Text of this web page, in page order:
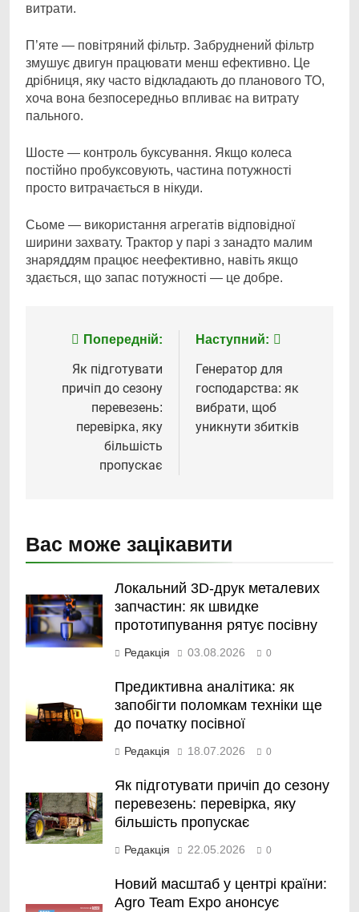
витрати.
П’яте — повітряний фільтр. Забруднений фільтр
змушує двигун працювати менш ефективно. Це
дрібниця, яку часто відкладають до планового ТО,
хоча вона безпосередньо впливає на витрату
пального.
Шосте — контроль буксування. Якщо колеса
постійно пробуксовують, частина потужності
просто витрачається в нікуди.
Сьоме — використання агрегатів відповідної
ширини захвату. Трактор у парі з занадто малим
знаряддям працює неефективно, навіть якщо
здається, що запас потужності — це добре.
Навігація
записів
Попередній:
Як підготувати
причіп до сезону
перевезень:
перевірка, яку
більшість
пропускає
Наступний:
Генератор для
господарства: як
вибрати, щоб
уникнути збитків
Вас може зацікавити
Локальний 3D-друк металевих
запчастин: як швидке
прототипування рятує посівну
Редакція 03.08.2026 0
Предиктивна аналітика: як
запобігти поломкам техніки ще
до початку посівної
Редакція 18.07.2026 0
Як підготувати причіп до сезону
перевезень: перевірка, яку
більшість пропускає
Редакція 22.05.2026 0
Новий масштаб у центрі країни:
Agro Team Expo анонсує